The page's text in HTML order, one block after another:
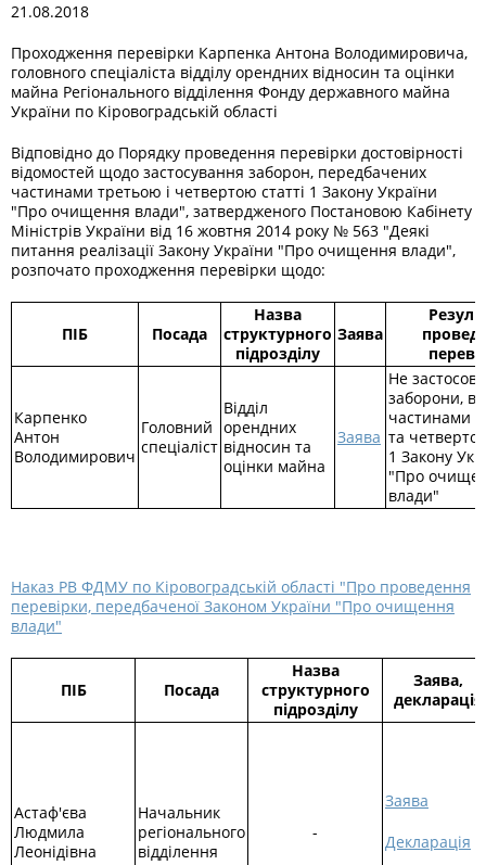
21.08.2018
Проходження перевірки Карпенка Антона Володимировича,
головного спеціаліста відділу орендних відносин та оцінки
майна Регіонального відділення Фонду державного майна
України по Кіровоградській області
Відповідно до Порядку проведення перевірки достовірності
відомостей щодо застосування заборон, передбачених
частинами третьою і четвертою статті 1 Закону України
"Про очищення влади", затвердженого Постановою Кабінету
Міністрів України від 16 жовтня 2014 року № 563 "Деякі
питання реалізації Закону України "Про очищення влади",
розпочато проходження перевірки щодо:
ПІБ Посада
Назва
структурного
підрозділу
Заява
Карпенко
Антон
Володимирович
Головний
спеціаліст
Відділ
орендних
відносин та
оцінки майна
Заява
Не
заборони,
частинами
та
1 Закону
"Про
влади"
Наказ РВ ФДМУ по Кіровоградській області "Про проведення
перевірки, передбаченої Законом України "Про очищення
влади"
ПІБ Посада
Назва
структурного
підрозділу
Заява,
декларація
Астаф'єва
Людмила
Леонідівна
Начальник
регіонального
відділення
-
Заява
Декларація